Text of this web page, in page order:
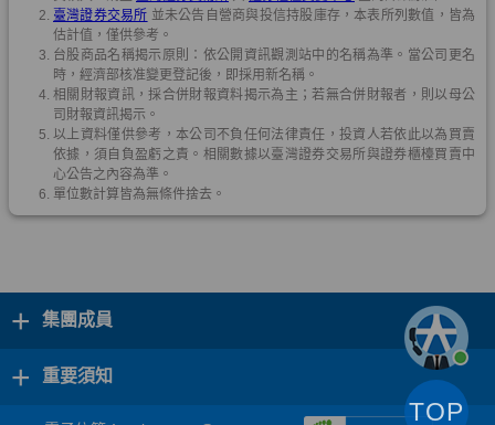
+ 集團成員
+ 重要須知
TOP